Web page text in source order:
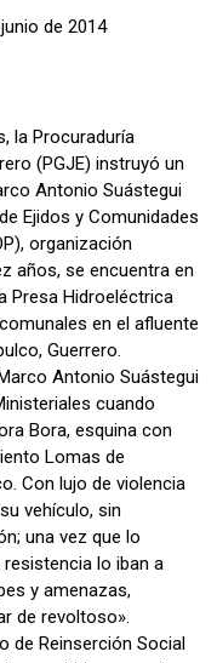
de 2014
la Procuraduría
(PGJE) instruyó un
Antonio Suástegui
Ejidos y Comunidades
organización
años, se encuentra en
Presa Hidroeléctrica
en el afluente
Guerrero.
Antonio Suástegui
cuando
Bora, esquina con
Lomas de
Con lujo de violencia
vehículo, sin
una vez que lo
lo iban a
y amenazas,
de revoltoso».
de Reinserción Social